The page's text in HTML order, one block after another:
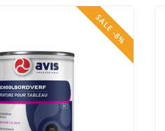
SALE -8%